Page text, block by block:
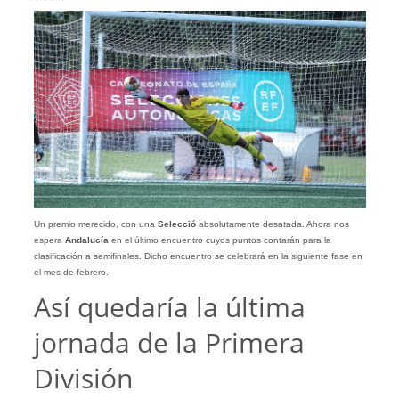
Un premio merecido, con una Seleccióabsolutamente desatada. Ahora nos
espera Andalucía en el último encuentro cuyos puntos contarán para la
clasificación a semifinales. Dicho encuentro se celebrará en la siguiente fase en
el mes de febrero.
Así quedaría la última
jornada de la Primera
División